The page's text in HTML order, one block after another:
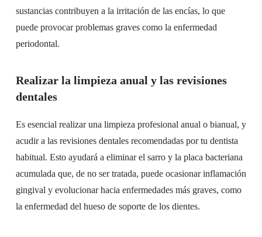
sustancias contribuyen a la irritación de las encías, lo que
puede provocar problemas graves como la enfermedad
periodontal.
Realizar la limpieza anual y las revisiones
dentales
Es esencial realizar una limpieza profesional anual o bianual, y
acudir a las revisiones dentales recomendadas por tu dentista
habitual. Esto ayudará a eliminar el sarro y la placa bacteriana
acumulada que, de no ser tratada, puede ocasionar inflamación
gingival y evolucionar hacia enfermedades más graves, como
la enfermedad del hueso de soporte de los dientes.